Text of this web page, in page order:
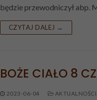
będzie przewodniczył
CZYTAJ DALEJ →
BOŻE CIAŁO 8
2023-06-04 AKTUALNOŚCI